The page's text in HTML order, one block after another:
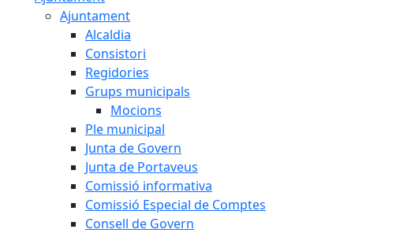
Ajuntament
Alcaldia
Consistori
Regidories
Grups municipals
Mocions
Ple municipal
Junta de Govern
Junta de Portaveus
Comissió informativa
Comissió Especial de Comptes
Consell de Govern